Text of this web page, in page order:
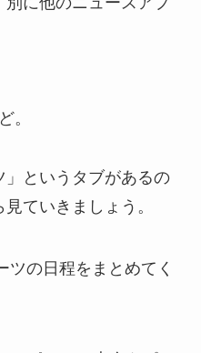
。
」というタブがあるの
ていきましょう。
ツの日程をまとめてく